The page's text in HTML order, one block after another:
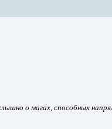
о магах, способных